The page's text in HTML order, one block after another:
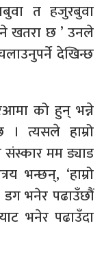
त हजुरबुवा
खतरा छ ’ उनले
देखिन्छ
को हुन् भन्ने
। त्यसले हाम्रो
संस्कार मम ड्याड
भन्छन्, ‘हाम्रो
डग भनेर पढाउँछौं
भनेर पढाउँदा